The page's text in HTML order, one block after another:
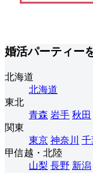
婚活パーティー
北海道
北海道
東北
青森 岩手 秋田
関東
東京 神奈川 千
甲信越・北陸
山梨 長野 新潟